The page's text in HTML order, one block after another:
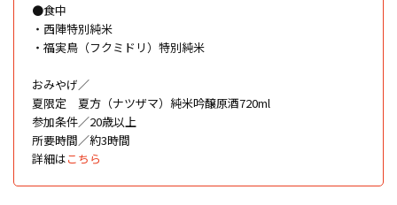
●食中
・西陣特別純米
・福実鳥（フクミドリ）特別純米
おみやげ／
夏限定 夏方（ナツザマ）純米吟醸原酒720ml
参加条件／20歳以上
所要時間／約3時間
詳細はこちら